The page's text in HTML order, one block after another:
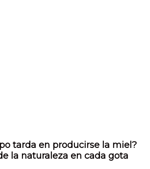
tarda en producirse la miel?
la naturaleza en cada gota